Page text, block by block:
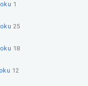
1
25
18
12